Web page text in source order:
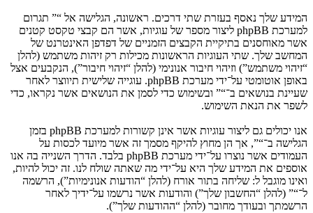
המידע שלך נאסף בעזרת שתי דרכים. ראשונה, הגלישה אל “” תגרום
למערכת phpBB ליצור מספר של עוגיות, אשר הם קבצי טקסט קטנים
אשר מאוחסנים בתיקיית הקבצים הזמניים של דפדפן האינטרנט של
המחשב שלך. שתי העוגיות הראשונות מכילות רק זיהות משתמש (להלן
“זיהוי משתמש”) וזיהוי חיבור אנונימי (להלן “זיהוי חיבור”), הנקבעים אצל
באופן אוטומטי על־ידי מערכת phpBB. עוגייה שלישית תיווצר לאחר
שעיינת בנושאים ב־“” ובשימוש כדי לסמן את הנושאים אשר נקראו, כדי
לשפר את הנאת השימוש.
אנו יכולים גם ליצור עוגיות אשר אינן קשורות למערכת phpBB בזמן
הגלישה ב־“”, אך הן מחוץ להיקף מסמך זה אשר מיועד לכסות על
העמודים אשר נוצרו על־ידי מערכת phpBB בלבד. הדרך השנייה בה אנו
אוספים את המידע שלך היא על־ידי מה שאתה שולח לנו. זה יכול להיות,
ואינו מוגבל ל: שליחה בתור אורח (להלן “הודעות אנונימיות”), הרשמה
ל־“” (להלן “החשבון שלך”) והודעות אשר נרשמו על־ידיך לאחר
הרשמתך ובעודך מחובר (להלן “ההודעות שלך”).